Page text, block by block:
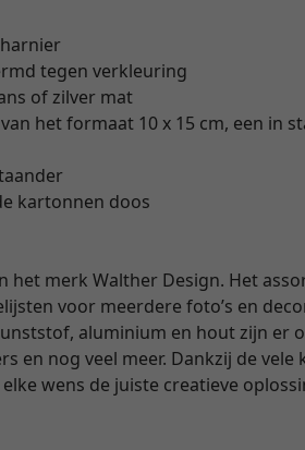
tegen verkleuring
of zilver mat
het formaat 10 x 15 cm, een in
kartonnen doos
merk Walther Design. Het
voor meerdere foto’s en
aluminium en hout zijn er
en nog veel meer. Dankzij de
wens de juiste creatieve